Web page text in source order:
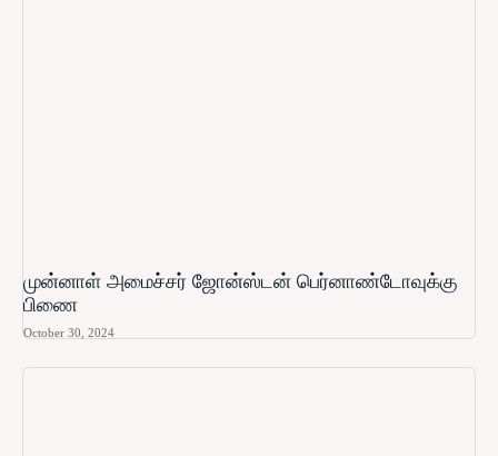
முன்னாள் அமைச்சர் ஜோன்ஸ்டன் பெர்னாண்டோவுக்கு
பிணை
October 30, 2024